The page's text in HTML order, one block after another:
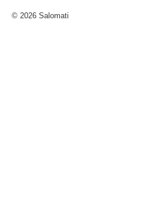
© 2026 Salomati